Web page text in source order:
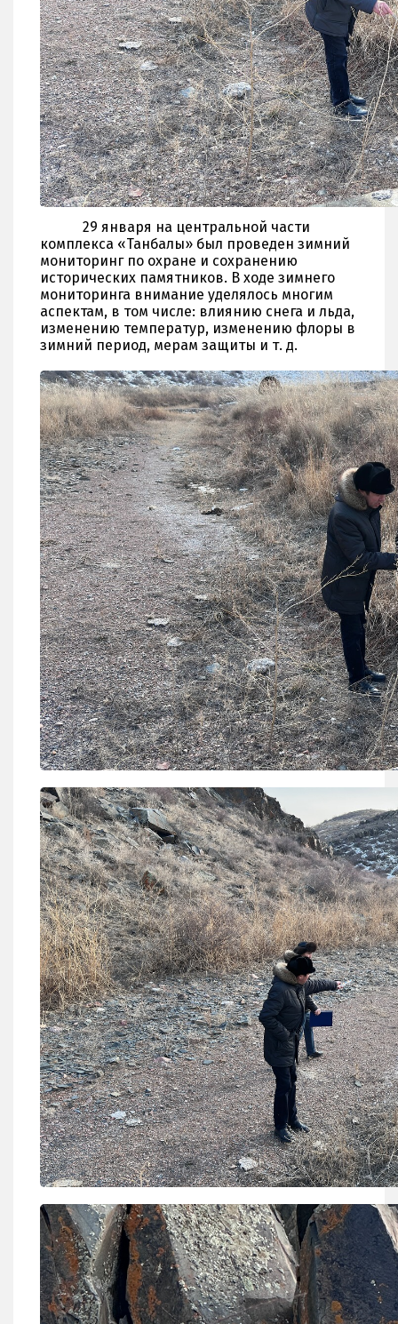
29 января на центральной части
комплекса «Танбалы» был проведен зимний
мониторинг по охране и сохранению
исторических памятников. В ходе зимнего
мониторинга внимание уделялось многим
аспектам, в том числе: влиянию снега и льда,
изменению температур, изменению флоры в
зимний период, мерам защиты и т. д.